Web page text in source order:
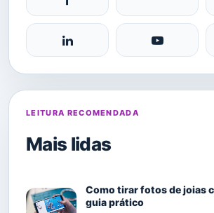
LEITURA RECOMENDADA
Mais lidas
Como tirar fotos de joias
guia prático